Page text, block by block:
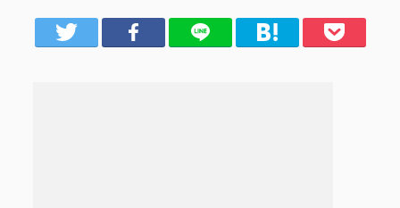
Facebook LINE はてブ Pocket